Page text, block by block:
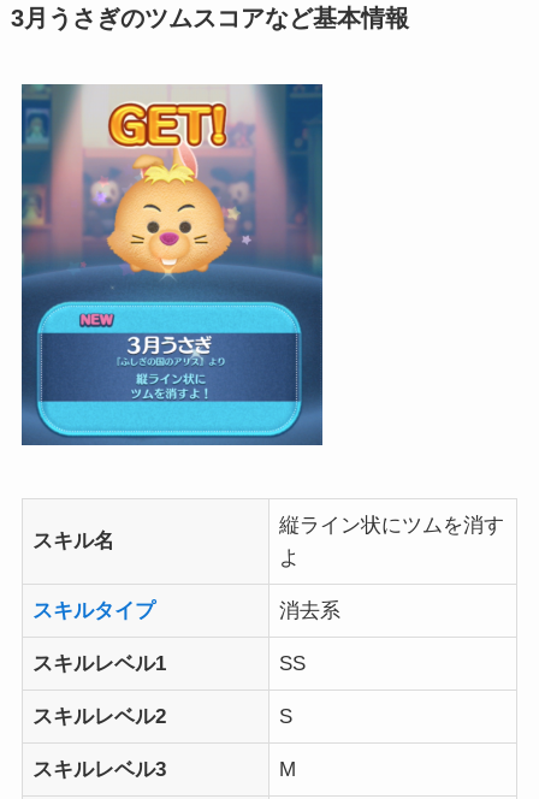
3月うさぎのツムスコアなど基本情報
スキル名
縦ライン状にツムを消す
よ
スキルタイプ 消去系
スキルレベル1 SS
スキルレベル2 S
スキルレベル3 M